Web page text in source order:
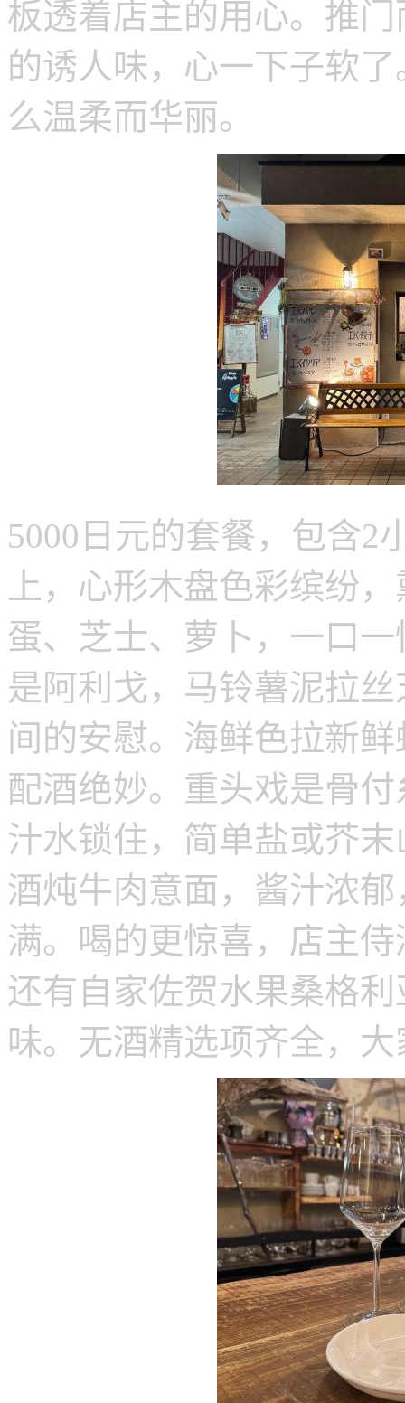
板透着店主的用心。推
的诱人味，心一下子软
么温柔而华丽。
5000日元的套餐，包含2
上，心形木盘色彩缤纷
蛋、芝士、萝卜，一口
是阿利戈，马铃薯泥拉
间的安慰。海鲜色拉新
配酒绝妙。重头戏是骨
汁水锁住，简单盐或芥
酒炖牛肉意面，酱汁浓
满。喝的更惊喜，店主
还有自家佐贺水果桑格
味。无酒精选项齐全，